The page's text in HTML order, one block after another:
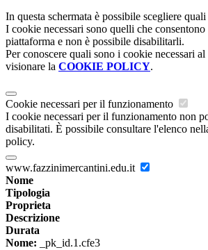
In questa schermata è possibile scegliere
I cookie necessari sono quelli che
piattaforma e non è possibile disabilitarli.
Per conoscere quali sono i cookie necessari
visionare la COOKIE POLICY.
Cookie necessari per il funzionamento
I cookie necessari per il funzionamento non
disabilitati. È possibile consultare l'elenco
policy.
www.fazzinimercantini.edu.it
Nome
Tipologia
Proprieta
Descrizione
Durata
Nome: _pk_id.1.cfe3